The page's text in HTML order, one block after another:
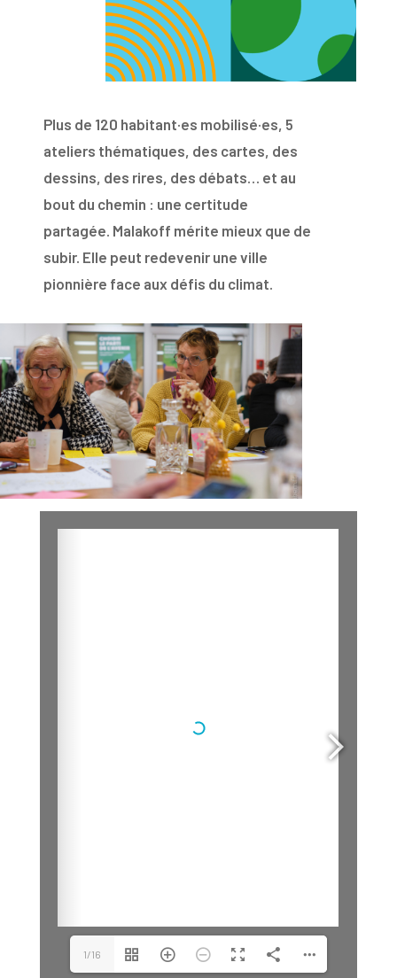
Plus de 120 habitant·es mobilisé·es, 5
ateliers thématiques, des cartes, des
dessins, des rires, des débats… et au
bout du chemin : une certitude
partagée. Malakoff mérite mieux que de
subir. Elle peut redevenir une ville
pionnière face aux défis du climat.
1/16